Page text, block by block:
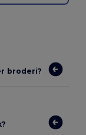
broderi?